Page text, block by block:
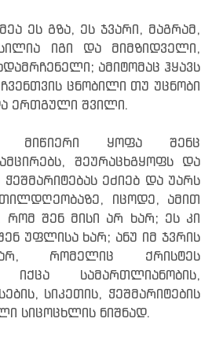
ეს გზა, ეს ჯვარი, მაგრამ,
იგი და მიმზიდველი,
ამიტომაც ჰყავს
ცნობილი თუ უცნობი
ერთგული შვილი.
მიწიერი ყოფა შენც
შეურაცხგყოფს და
ეძიებ და უარს
იცოდე, ამით
რომ შენ მისი არ ხარ; ეს კი
უფლისა ხარ; ანუ იმ ჯვრის
რომელიც ქრისტეს
იქცა სამართლიანობის,
სიკეთის, ჭეშმარიტების
სიცოცხლის ნიშნად.